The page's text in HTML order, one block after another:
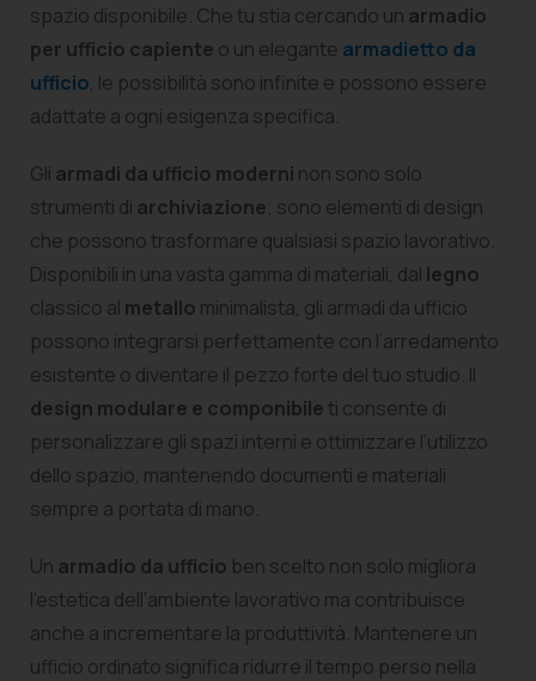
spazio disponibile. Che tu stia cercando un armadio
per ufficio capiente o un elegante armadietto da
ufficio, le possibilità sono infinite e possono essere
adattate a ogni esigenza specifica.
Gli armadi da ufficio moderni non sono solo
strumenti di archiviazione; sono elementi di design
che possono trasformare qualsiasi spazio lavorativo.
Disponibili in una vasta gamma di materiali, dal legno
classico al metallo minimalista, gli armadi da ufficio
possono integrarsi perfettamente con l’arredamento
esistente o diventare il pezzo forte del tuo studio. Il
design modulare e componibileti consente di
personalizzare gli spazi interni e ottimizzare l’utilizzo
dello spazio, mantenendo documenti e materiali
sempre a portata di mano.
Un armadio da ufficio ben scelto non solo migliora
l’estetica dell’ambiente lavorativo ma contribuisce
anche a incrementare la produttività. Mantenere un
ufficio ordinato significa ridurre il tempo perso nella